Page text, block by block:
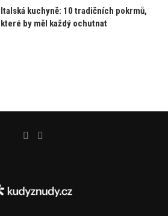
Italská kuchyně: 10 tradičních pokrmů,
které by měl každý ochutnat